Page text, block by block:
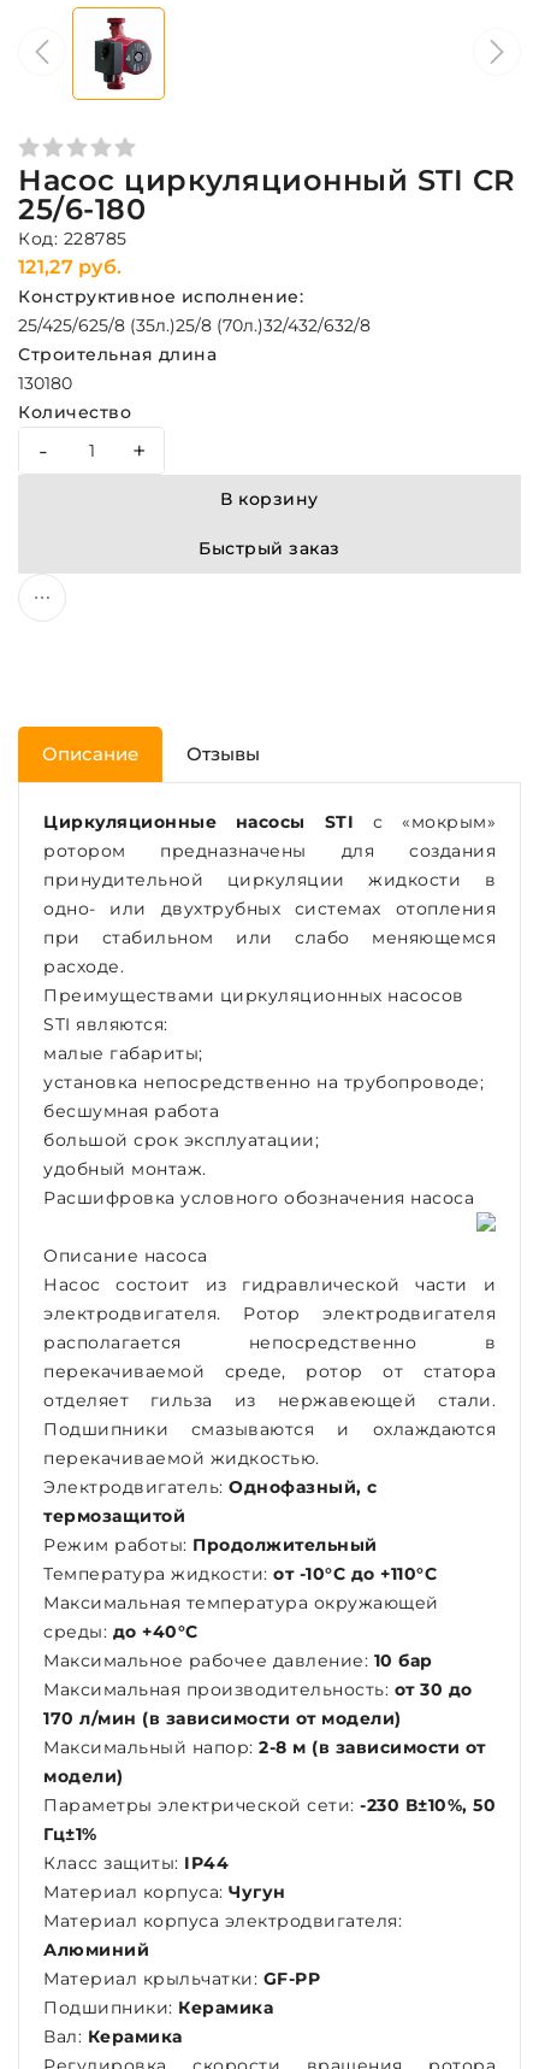
Насос циркуляционный STI CR
25/6-180
Код: 228785
121,27 руб.
Конструктивное исполнение:
25/425/625/8 (35л.)25/8 (70л.)32/432/632/8
Строительная длина
130180
Количество
- +
В корзину
Быстрый заказ
Описание Отзывы
Циркуляционные насосы STI с «мокрым»
ротором предназначены для создания
принудительной циркуляции жидкости в
одно- или двухтрубных системах отопления
при стабильном или слабо меняющемся
расходе.
Преимуществами циркуляционных насосов
STI являются:
малые габариты;
установка непосредственно на трубопроводе;
бесшумная работа
большой срок эксплуатации;
удобный монтаж.
Расшифровка условного обозначения насоса
Описание насоса
Насос состоит из гидравлической части и
электродвигателя. Ротор электродвигателя
располагается непосредственно в
перекачиваемой среде, ротор от статора
отделяет гильза из нержавеющей стали.
Подшипники смазываются и охлаждаются
перекачиваемой жидкостью.
Электродвигатель: Однофазный, с
термозащитой
Режим работы: Продолжительный
Температура жидкости: от -10°С до +110°С
Максимальная температура окружающей
среды: до +40°С
Максимальное рабочее давление: 10 бар
Максимальная производительность: от 30 до
170 л/мин (в зависимости от модели)
Максимальный напор: 2-8 м (в зависимости от
модели)
Параметры электрической сети: -230 В±10%, 50
Гц±1%
Класс защиты: IP44
Материал корпуса: Чугун
Материал корпуса электродвигателя:
Алюминий
Материал крыльчатки: GF-PP
Подшипники: Керамика
Вал: Керамика